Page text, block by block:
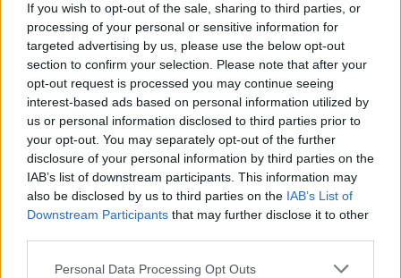
If you wish to opt-out of the sale, sharing to third parties, or
processing of your personal or sensitive information for
targeted advertising by us, please use the below opt-out
section to confirm your selection. Please note that after your
opt-out request is processed you may continue seeing
interest-based ads based on personal information utilized by
us or personal information disclosed to third parties prior to
your opt-out. You may separately opt-out of the further
disclosure of your personal information by third parties on the
IAB’s list of downstream participants. This information may
also be disclosed by us to third parties on the IAB’s List of
Downstream Participants that may further disclose it to other
Personal Data Processing Opt Outs
Πλήθος κόσμου στην εκδήλωση του
υποψήφιου περιφερειακού
συμβούλου Νοτίου Τομέα Βασίλη
Πολίτη
Το αδιαχώρητο επικράτησε στον Ναυτικό Όμιλο